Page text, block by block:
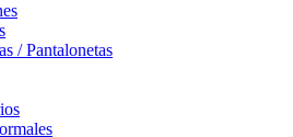
/ Pantalonetas